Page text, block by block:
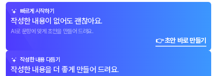
빠르게 시작하기
작성한 내용이 없어도 괜찮아요.
AI로 문항에 맞게 초안을 만들어 드려요.
👉 초안 바로 만들기
작성한 내용 다듬기
작성한 내용을 더 좋게 만들어 드려요.